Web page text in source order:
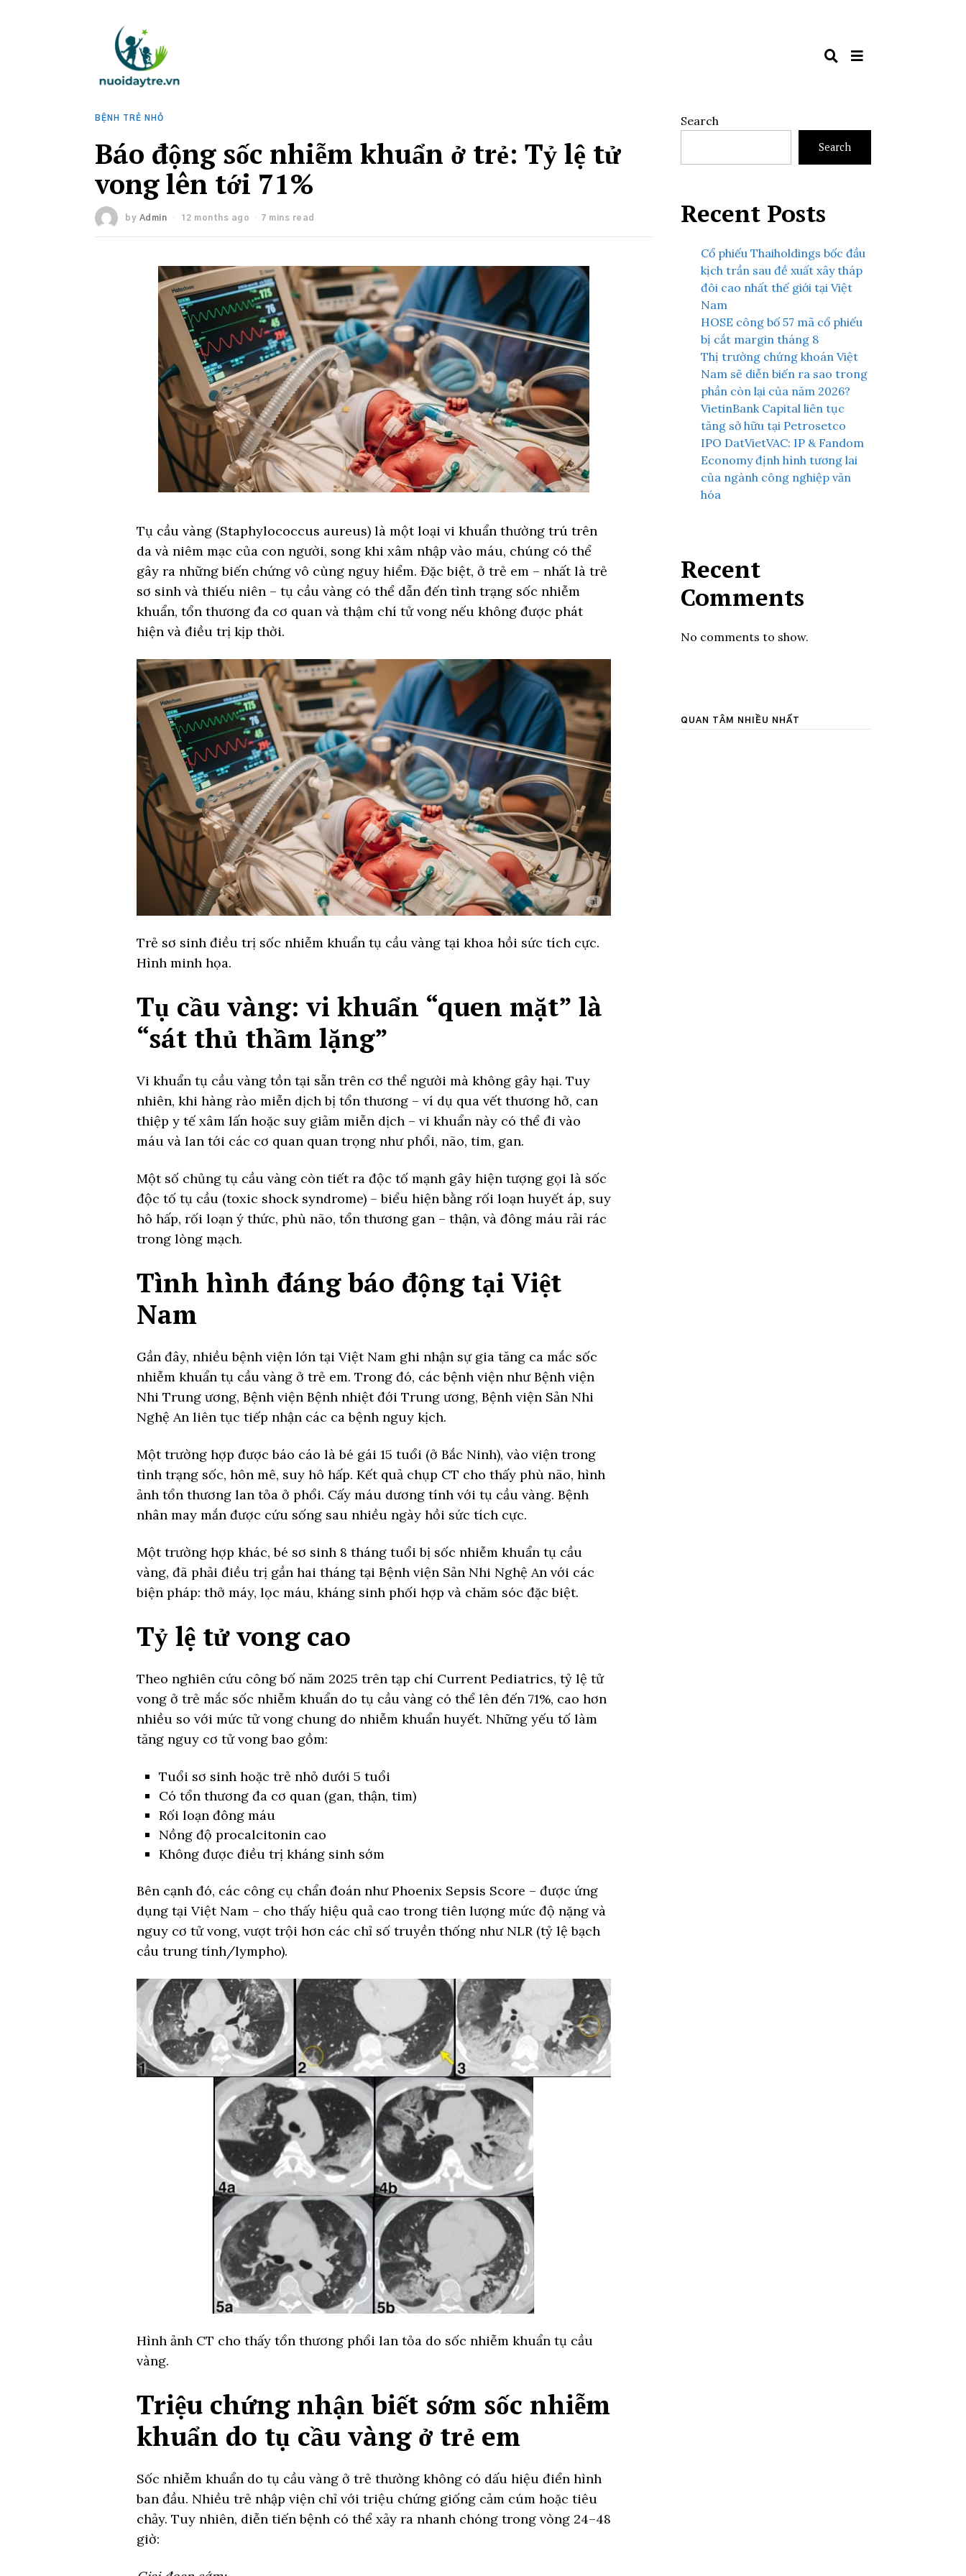
BỆNH TRẺ NHỎ
Báo động sốc nhiễm khuẩn ở trẻ: Tỷ lệ tử
vong lên tới 71%
by Admin 12 months ago 7 mins read
Tụ cầu vàng (Staphylococcus aureus) là một loại vi khuẩn thường trú trên
da và niêm mạc của con người, song khi xâm nhập vào máu, chúng có thể
gây ra những biến chứng vô cùng nguy hiểm. Đặc biệt, ở trẻ em – nhất là trẻ
sơ sinh và thiếu niên – tụ cầu vàng có thể dẫn đến tình trạng sốc nhiễm
khuẩn, tổn thương đa cơ quan và thậm chí tử vong nếu không được phát
hiện và điều trị kịp thời.
Trẻ sơ sinh điều trị sốc nhiễm khuẩn tụ cầu vàng tại khoa hồi sức tích cực.
Hình minh họa.
Tụ cầu vàng: vi khuẩn “quen mặt” là
“sát thủ thầm lặng”
Vi khuẩn tụ cầu vàng tồn tại sẵn trên cơ thể người mà không gây hại. Tuy
nhiên, khi hàng rào miễn dịch bị tổn thương – ví dụ qua vết thương hở, can
thiệp y tế xâm lấn hoặc suy giảm miễn dịch – vi khuẩn này có thể đi vào
máu và lan tới các cơ quan quan trọng như phổi, não, tim, gan.
Một số chủng tụ cầu vàng còn tiết ra độc tố mạnh gây hiện tượng gọi là sốc
độc tố tụ cầu (toxic shock syndrome) – biểu hiện bằng rối loạn huyết áp, suy
hô hấp, rối loạn ý thức, phù não, tổn thương gan – thận, và đông máu rải rác
trong lòng mạch.
Tình hình đáng báo động tại Việt
Nam
Gần đây, nhiều bệnh viện lớn tại Việt Nam ghi nhận sự gia tăng ca mắc sốc
nhiễm khuẩn tụ cầu vàng ở trẻ em. Trong đó, các bệnh viện như Bệnh viện
Nhi Trung ương, Bệnh viện Bệnh nhiệt đới Trung ương, Bệnh viện Sản Nhi
Nghệ An liên tục tiếp nhận các ca bệnh nguy kịch.
Một trường hợp được báo cáo là bé gái 15 tuổi (ở Bắc Ninh), vào viện trong
tình trạng sốc, hôn mê, suy hô hấp. Kết quả chụp CT cho thấy phù não, hình
ảnh tổn thương lan tỏa ở phổi. Cấy máu dương tính với tụ cầu vàng. Bệnh
nhân may mắn được cứu sống sau nhiều ngày hồi sức tích cực.
Một trường hợp khác, bé sơ sinh 8 tháng tuổi bị sốc nhiễm khuẩn tụ cầu
vàng, đã phải điều trị gần hai tháng tại Bệnh viện Sản Nhi Nghệ An với các
biện pháp: thở máy, lọc máu, kháng sinh phối hợp và chăm sóc đặc biệt.
Tỷ lệ tử vong cao
Theo nghiên cứu công bố năm 2025 trên tạp chí Current Pediatrics, tỷ lệ tử
vong ở trẻ mắc sốc nhiễm khuẩn do tụ cầu vàng có thể lên đến 71%, cao hơn
nhiều so với mức tử vong chung do nhiễm khuẩn huyết. Những yếu tố làm
tăng nguy cơ tử vong bao gồm:
Tuổi sơ sinh hoặc trẻ nhỏ dưới 5 tuổi
Có tổn thương đa cơ quan (gan, thận, tim)
Rối loạn đông máu
Nồng độ procalcitonin cao
Không được điều trị kháng sinh sớm
Bên cạnh đó, các công cụ chẩn đoán như Phoenix Sepsis Score – được ứng
dụng tại Việt Nam – cho thấy hiệu quả cao trong tiên lượng mức độ nặng và
nguy cơ tử vong, vượt trội hơn các chỉ số truyền thống như NLR (tỷ lệ bạch
cầu trung tính/lympho).
Hình ảnh CT cho thấy tổn thương phổi lan tỏa do sốc nhiễm khuẩn tụ cầu
vàng.
Triệu chứng nhận biết sớm sốc nhiễm
khuẩn do tụ cầu vàng ở trẻ em
Sốc nhiễm khuẩn do tụ cầu vàng ở trẻ thường không có dấu hiệu điển hình
ban đầu. Nhiều trẻ nhập viện chỉ với triệu chứng giống cảm cúm hoặc tiêu
chảy. Tuy nhiên, diễn tiến bệnh có thể xảy ra nhanh chóng trong vòng 24–48
giờ:
Search
Search
Recent Posts
Cổ phiếu Thaiholdings bốc đầu
kịch trần sau đề xuất xây tháp
đôi cao nhất thế giới tại Việt
Nam
HOSE công bố 57 mã cổ phiếu
bị cắt margin tháng 8
Thị trường chứng khoán Việt
Nam sẽ diễn biến ra sao trong
phần còn lại của năm 2026?
VietinBank Capital liên tục
tăng sở hữu tại Petrosetco
IPO DatVietVAC: IP & Fandom
Economy định hình tương lai
của ngành công nghiệp văn
hóa
Recent
Comments
No comments to show.
QUAN TÂM NHIỀU NHẤT